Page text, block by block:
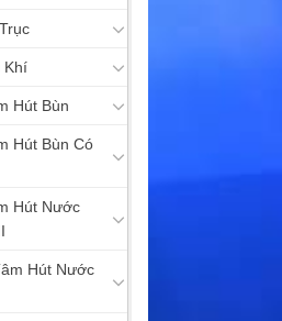
Khí
Hút Bùn
Hút Bùn Có
Hút Nước
Hút Nước